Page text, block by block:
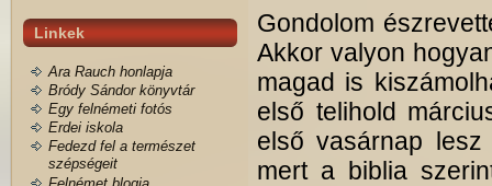
Linkek
Ara Rauch honlapja
Bródy Sándor könyvtár
Egy felnémeti fotós
Erdei iskola
Fedezd fel a természet
szépségeit
Gondolom
Akkor valyon
magad is
első telihold
első vasárnap
mert a biblia